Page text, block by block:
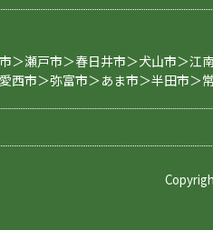
＞瀬戸市＞春日井市＞犬山市＞江
西市＞弥富市＞あま市＞半田市＞